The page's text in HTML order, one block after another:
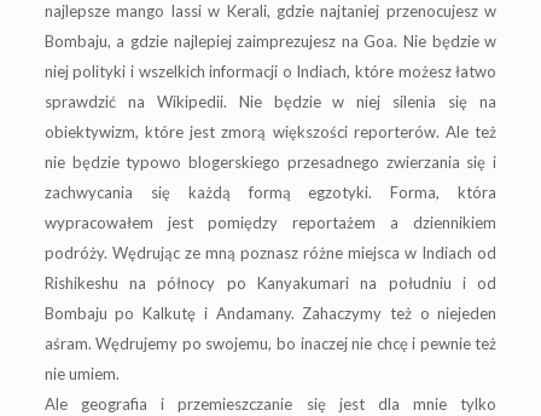
najlepsze mango lassi w Kerali, gdzie najtaniej przenocujesz w
Bombaju, a gdzie najlepiej zaimprezujesz na Goa. Nie będzie w
niej polityki i wszelkich informacji o Indiach, które możesz łatwo
sprawdzić na Wikipedii. Nie będzie w niej silenia się na
obiektywizm, które jest zmorą większości reporterów. Ale też
nie będzie typowo blogerskiego przesadnego zwierzania się i
zachwycania się każdą formą egzotyki. Forma, która
wypracowałem jest pomiędzy reportażem a dziennikiem
podróży. Wędrując ze mną poznasz różne miejsca w Indiach od
Rishikeshu na północy po Kanyakumari na południu i od
Bombaju po Kalkutę i Andamany. Zahaczymy też o niejeden
aśram. Wędrujemy po swojemu, bo inaczej nie chcę i pewnie też
nie umiem.
Ale geografia i przemieszczanie się jest dla mnie tylko